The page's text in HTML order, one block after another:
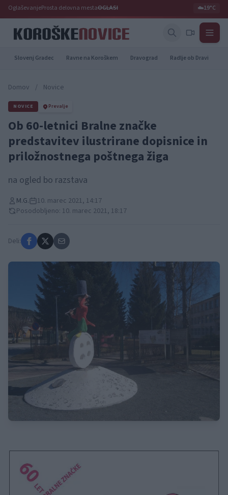
OglaševanjeProsta delovna mestaOGLASI ☁️19°C
Slovenj Gradec Ravne na Koroškem Dravograd Radlje ob Dravi
Domov / Novice
NOVICE Prevalje
Ob 60-letnici Bralne značke
predstavitev ilustrirane dopisnice in
priložnostnega poštnega žiga
na ogled bo razstava
M.G.
10. marec 2021, 14:17
Posodobljeno: 10. marec 2021, 18:17
Deli: